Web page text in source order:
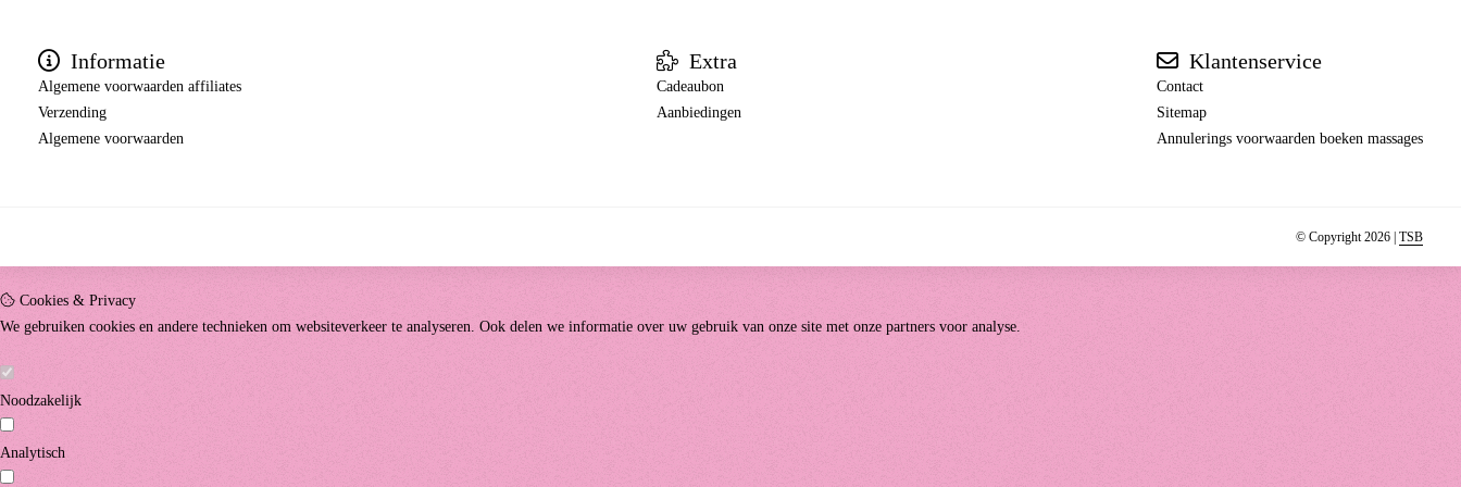
Informatie
Algemene voorwaarden affiliates
Verzending
Algemene voorwaarden
Extra
Cadeaubon
Aanbiedingen
Klantenservice
Contact
Sitemap
Annulerings voorwaarden boeken massages
© Copyright 2026 | TSB
Cookies & Privacy
We gebruiken cookies en andere technieken om websiteverkeer te analyseren. Ook delen we informatie over uw gebruik van onze site met onze partners voor analyse.
Noodzakelijk
Analytisch